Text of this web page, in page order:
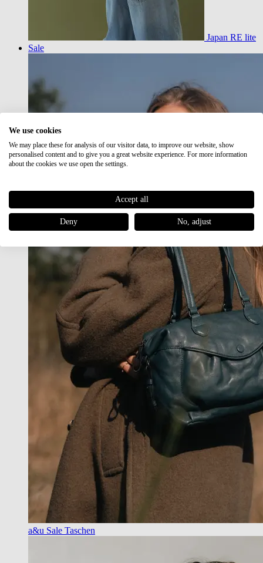
Japan RE lite
Sale
a&u Sale Taschen
We use cookies
We may place these for analysis of our visitor data, to improve our website, show
personalised content and to give you a great website experience. For more information
about the cookies we use open the settings.
Accept all
Deny No, adjust